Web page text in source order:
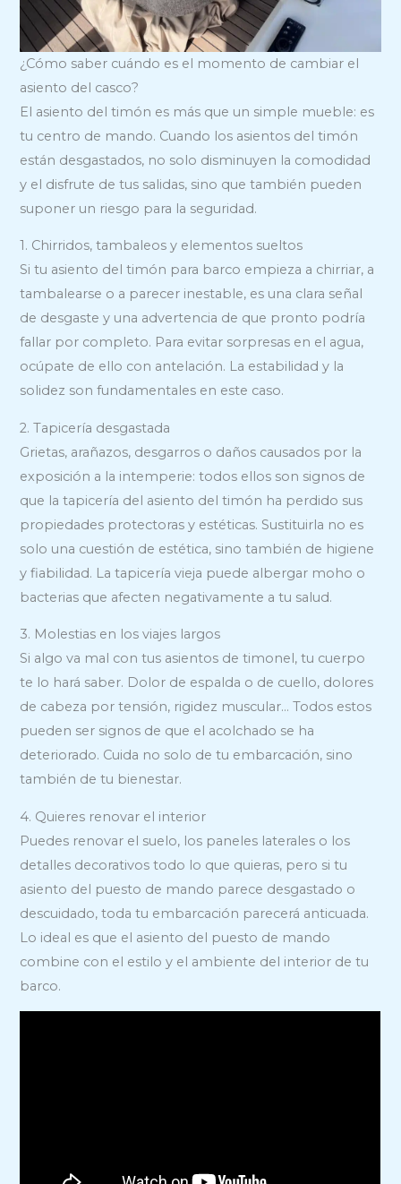
¿Cómo saber cuándo es el momento de cambiar el
asiento del casco?
El asiento del timón es más que un simple mueble: es
tu centro de mando. Cuando los asientos del timón
están desgastados, no solo disminuyen la comodidad
y el disfrute de tus salidas, sino que también pueden
suponer un riesgo para la seguridad.
1. Chirridos, tambaleos y elementos sueltos
Si tu asiento del timón para barco empieza a chirriar, a
tambalearse o a parecer inestable, es una clara señal
de desgaste y una advertencia de que pronto podría
fallar por completo. Para evitar sorpresas en el agua,
ocúpate de ello con antelación. La estabilidad y la
solidez son fundamentales en este caso.
2. Tapicería desgastada
Grietas, arañazos, desgarros o daños causados por la
exposición a la intemperie: todos ellos son signos de
que la tapicería del asiento del timón ha perdido sus
propiedades protectoras y estéticas. Sustituirla no es
solo una cuestión de estética, sino también de higiene
y fiabilidad. La tapicería vieja puede albergar moho o
bacterias que afecten negativamente a tu salud.
3. Molestias en los viajes largos
Si algo va mal con tus asientos de timonel, tu cuerpo
te lo hará saber. Dolor de espalda o de cuello, dolores
de cabeza por tensión, rigidez muscular… Todos estos
pueden ser signos de que el acolchado se ha
deteriorado. Cuida no solo de tu embarcación, sino
también de tu bienestar.
4. Quieres renovar el interior
Puedes renovar el suelo, los paneles laterales o los
detalles decorativos todo lo que quieras, pero si tu
asiento del puesto de mando parece desgastado o
descuidado, toda tu embarcación parecerá anticuada.
Lo ideal es que el asiento del puesto de mando
combine con el estilo y el ambiente del interior de tu
barco.